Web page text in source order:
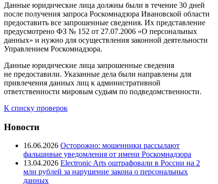
Данные юридические лица должны были в течение 30 дней
после получения запроса Роскомнадзора Ивановской области
предоставить все запрошенные сведения. Их представление
предусмотрено ФЗ № 152 от 27.07.2006 «О персональных
данных» и нужно для осуществления законной деятельности
Управлением Роскомнадзора.
Данные юридические лица запрошенные сведения
не предоставили. Указанные дела были направлены для
привлечения данных лиц к административной
ответственности мировым судьям по подведомственности.
К списку проверок
Новости
16.06.2026 Осторожно: мошенники рассылают
фальшивые уведомления от имени Роскомнадзора
13.04.2026 Electronic Arts оштрафовали в России на 2
млн рублей за нарушение закона о персональных
данных